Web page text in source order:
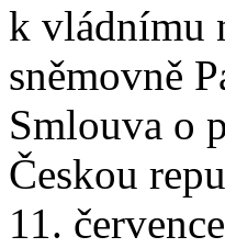
k vládnímu
sněmovně
Smlouva o
Českou
11.